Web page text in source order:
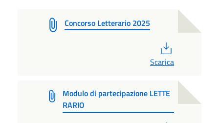
Concorso Letterario 2025
Scarica
Modulo di partecipazione LETTE
RARIO